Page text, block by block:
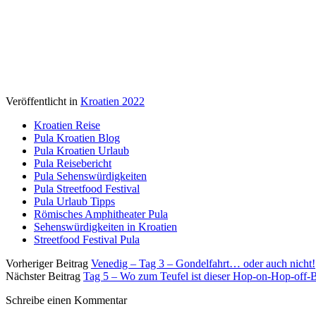
Veröffentlicht in Kroatien 2022
Kroatien Reise
Pula Kroatien Blog
Pula Kroatien Urlaub
Pula Reisebericht
Pula Sehenswürdigkeiten
Pula Streetfood Festival
Pula Urlaub Tipps
Römisches Amphitheater Pula
Sehenswürdigkeiten in Kroatien
Streetfood Festival Pula
Vorheriger Beitrag Venedig – Tag 3 – Gondelfahrt… oder auch nicht!
Nächster Beitrag Tag 5 – Wo zum Teufel ist dieser Hop-on-Hop-off-
Schreibe einen Kommentar